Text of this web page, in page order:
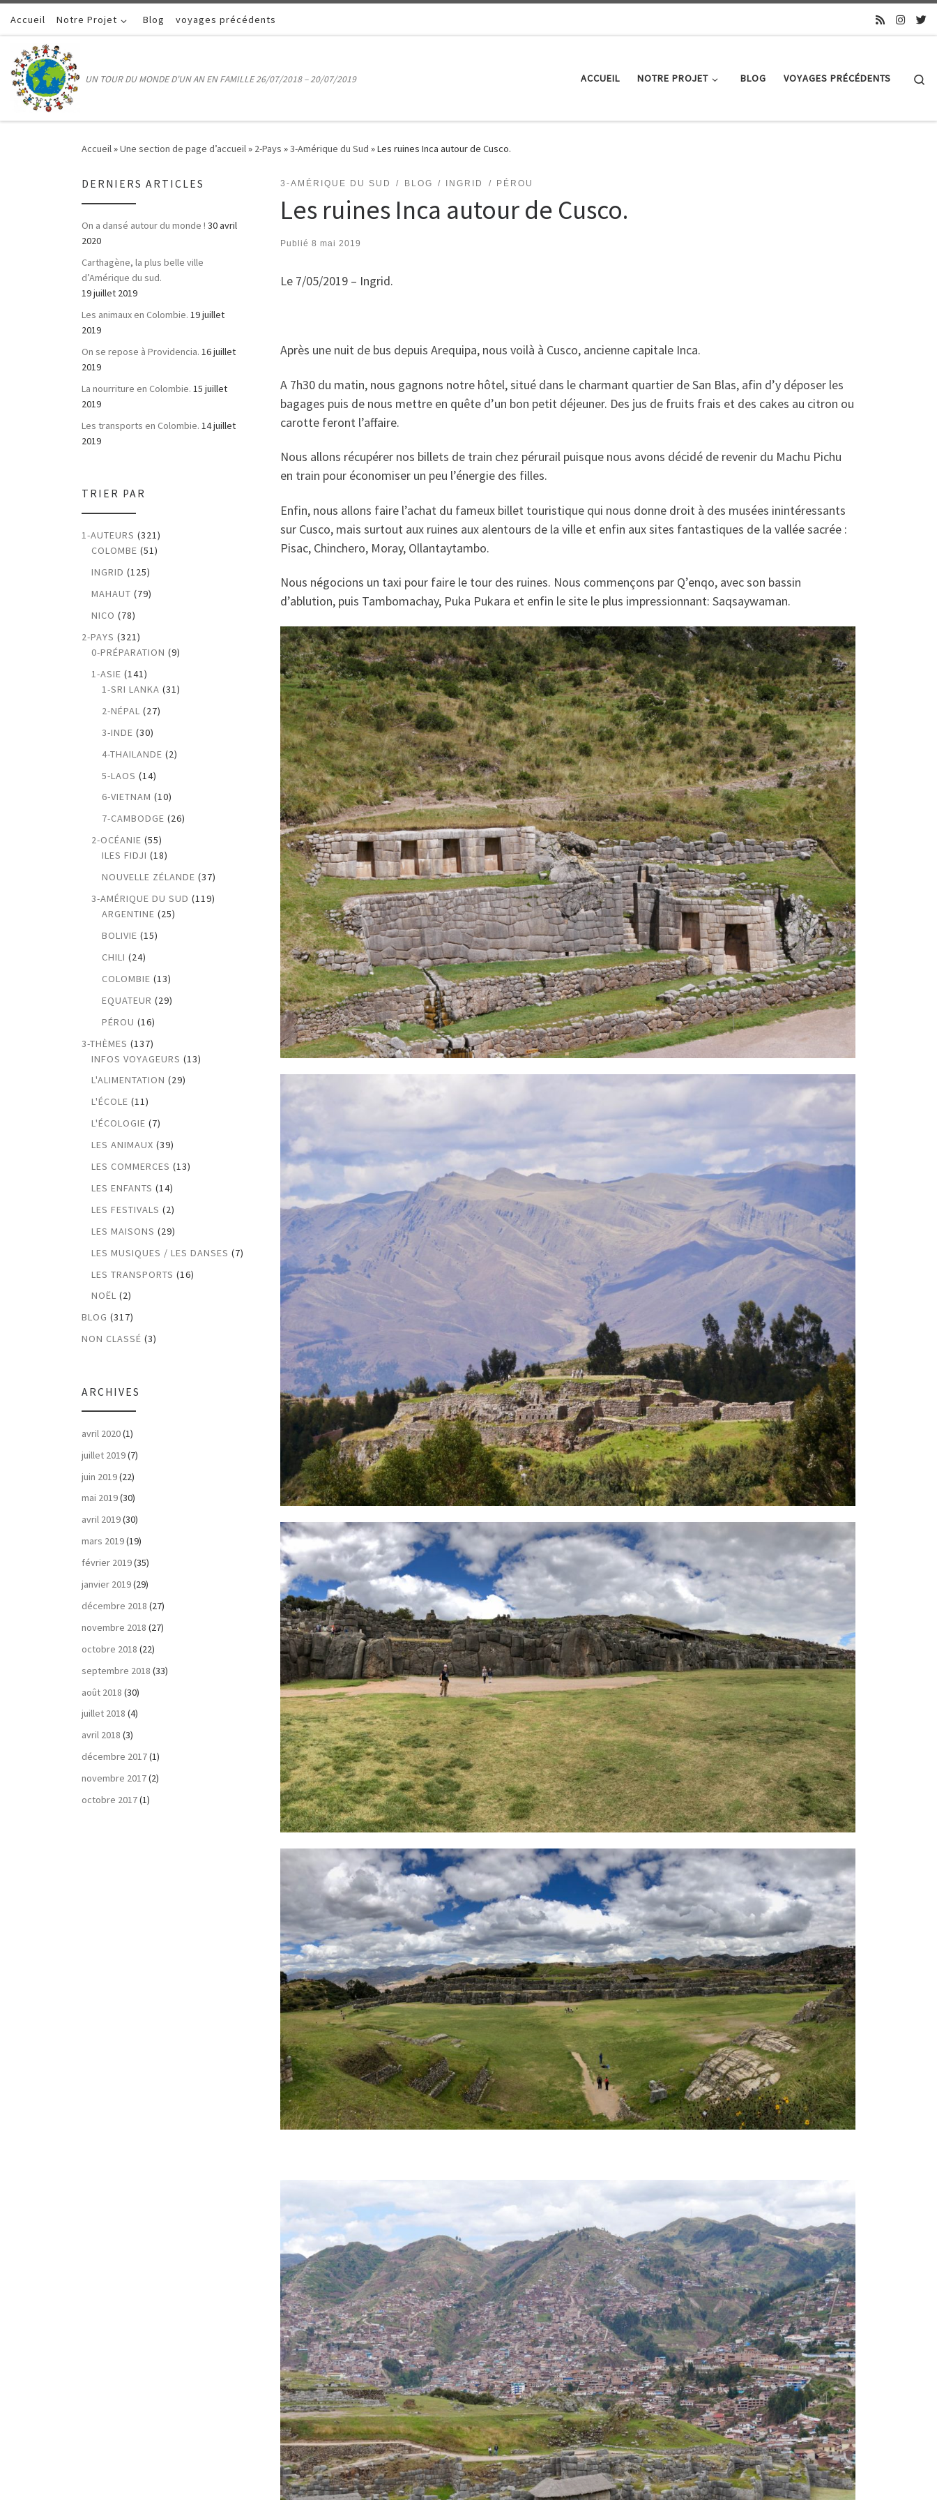
Passer au contenu
Accueil Notre Projet Blog voyages précédents
UN TOUR DU MONDE D'UN AN EN FAMILLE 26/07/2018 – 20/07/2019 ACCUEIL NOTRE PROJET BLOG VOYAGES PRÉCÉDENTS
Accueil»Une section de page d’accueil» 2-Pays »3-Amérique du Sud »Les ruines Inca autour de Cusco.
3-AMÉRIQUE DU SUD BLOG INGRID PÉROU
Les ruines Inca autour de Cusco.
Publié 8 mai 2019
Le 7/05/2019 – Ingrid.
Après une nuit de bus depuis Arequipa, nous voilà à Cusco, ancienne capitale Inca.
A 7h30 du matin, nous gagnons notre hôtel, situé dans le charmant quartier de San Blas, afin d’y déposer les
bagages puis de nous mettre en quête d’un bon petit déjeuner. Des jus de fruits frais et des cakes au citron ou
carotte feront l’affaire.
Nous allons récupérer nos billets de train chez pérurail puisque nous avons décidé de revenir du Machu Pichu
en train pour économiser un peu l’énergie des filles.
Enfin, nous allons faire l’achat du fameux billet touristique qui nous donne droit à des musées inintéressants
sur Cusco, mais surtout aux ruines aux alentours de la ville et enfin aux sites fantastiques de la vallée sacrée :
Pisac, Chinchero, Moray, Ollantaytambo.
Nous négocions un taxi pour faire le tour des ruines. Nous commençons par Q’enqo, avec son bassin
d’ablution, puis Tambomachay, Puka Pukara et enfin le site le plus impressionnant: Saqsaywaman.
DERNIERS ARTICLES
On a dansé autour du monde ! 30 avril
2020
Carthagène, la plus belle ville
d’Amérique du sud.
19 juillet 2019
Les animaux en Colombie. 19 juillet
2019
On se repose à Providencia. 16 juillet
2019
La nourriture en Colombie. 15 juillet
2019
Les transports en Colombie. 14 juillet
2019
TRIER PAR
1-AUTEURS (321)
COLOMBE (51)
INGRID (125)
MAHAUT (79)
NICO (78)
2-PAYS (321)
0-PRÉPARATION (9)
1-ASIE (141)
1-SRI LANKA (31)
2-NÉPAL (27)
3-INDE (30)
4-THAILANDE (2)
5-LAOS (14)
6-VIETNAM (10)
7-CAMBODGE (26)
2-OCÉANIE (55)
ILES FIDJI (18)
NOUVELLE ZÉLANDE (37)
3-AMÉRIQUE DU SUD (119)
ARGENTINE (25)
BOLIVIE (15)
CHILI (24)
COLOMBIE (13)
EQUATEUR (29)
PÉROU (16)
3-THÈMES (137)
INFOS VOYAGEURS (13)
L'ALIMENTATION (29)
L'ÉCOLE (11)
L'ÉCOLOGIE (7)
LES ANIMAUX (39)
LES COMMERCES (13)
LES ENFANTS (14)
LES FESTIVALS (2)
LES MAISONS (29)
LES MUSIQUES / LES DANSES (7)
LES TRANSPORTS (16)
NOËL (2)
BLOG (317)
NON CLASSÉ (3)
ARCHIVES
avril 2020(1)
juillet 2019(7)
juin 2019(22)
mai 2019(30)
avril 2019(30)
mars 2019(19)
février 2019(35)
janvier 2019(29)
décembre 2018 (27)
novembre 2018 (27)
octobre 2018 (22)
septembre 2018 (33)
août 2018 (30)
juillet 2018 (4)
avril 2018 (3)
décembre 2017(1)
novembre 2017(2)
octobre 2017(1)